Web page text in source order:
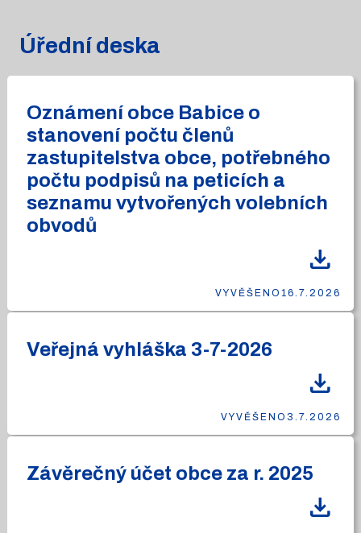
Úřední deska
Oznámení obce Babice o
stanovení počtu členů
zastupitelstva obce, potřebného
počtu podpisů na peticích a
seznamu vytvořených volebních
obvodů
download
VYVĚŠENO 16.7.2026
Veřejná vyhláška 3-7-2026
download
VYVĚŠENO 3.7.2026
Závěrečný účet obce za r. 2025
download